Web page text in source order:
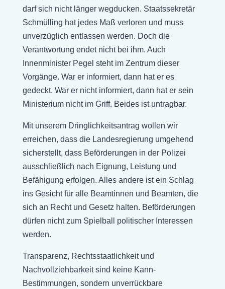
darf sich nicht länger wegducken. Staatssekretär
Schmülling hat jedes Maß verloren und muss
unverzüglich entlassen werden. Doch die
Verantwortung endet nicht bei ihm. Auch
Innenminister Pegel steht im Zentrum dieser
Vorgänge. War er informiert, dann hat er es
gedeckt. War er nicht informiert, dann hat er sein
Ministerium nicht im Griff. Beides ist untragbar.
Mit unserem Dringlichkeitsantrag wollen wir
erreichen, dass die Landesregierung umgehend
sicherstellt, dass Beförderungen in der Polizei
ausschließlich nach Eignung, Leistung und
Befähigung erfolgen. Alles andere ist ein Schlag
ins Gesicht für alle Beamtinnen und Beamten, die
sich an Recht und Gesetz halten. Beförderungen
dürfen nicht zum Spielball politischer Interessen
werden.
Transparenz, Rechtsstaatlichkeit und
Nachvollziehbarkeit sind keine Kann-
Bestimmungen, sondern unverrückbare